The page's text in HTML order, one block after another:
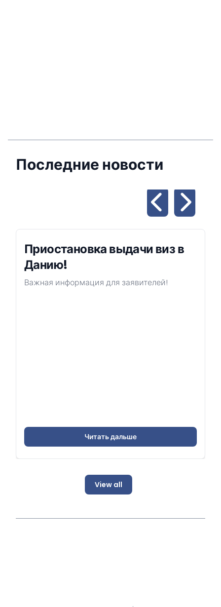
Последние новости
Приостановка выдачи виз в
Данию!
Важная информация для заявителей!
Читать дальше
View all